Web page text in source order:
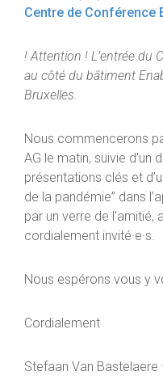
Centre de Conférence
! Attention ! L’entrée du
au côté du bâtiment
Bruxelles.
Nous commencerons
AG le matin, suivie d’un
présentations clés et
de la pandémie” dans
par un verre de
cordialement invité·e·s.
Nous espérons vous y
Cordialement
Stefaan Van